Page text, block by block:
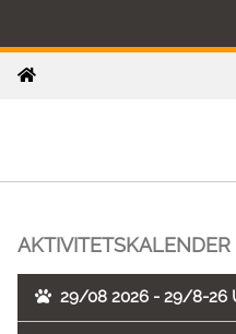
AKTIVITETSKALENDER
29/08 2026 - 29/8-26